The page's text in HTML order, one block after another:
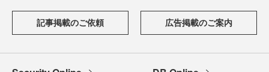
記事掲載のご依頼 広告掲載のご案内